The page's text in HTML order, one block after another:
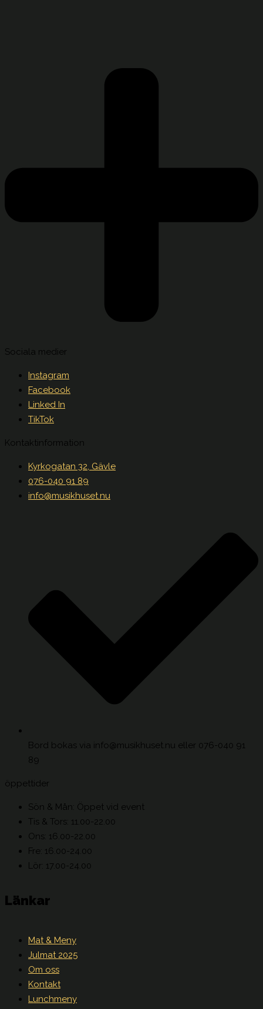
Sociala medier
Instagram
Facebook
Linked In
TikTok
Kontaktinformation
Kyrkogatan 32, Gävle
076-040 91 89
info@musikhuset.nu
Bord bokas via info@musikhuset.nu eller 076-040 91
89
öppettider
Sön & Mån: Öppet vid event
Tis & Tors: 11.00-22.00
Ons: 16.00-22.00
Fre: 16.00-24.00
Lör: 17.00-24.00
Länkar
Mat & Meny
Julmat 2025
Om oss
Kontakt
Lunchmeny